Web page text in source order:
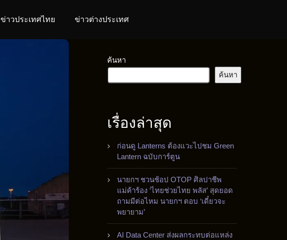
ข่าวประเทศไทย ข่าวต่างประเทศ
ค้นหา
ค้นหา
เรื่องล่าสุด
ก่อนดู Lanterns ต้องแวะไปชม Green
Lantern ฉบับการ์ตูน
นายกฯ ชวนช้อป OTOP ศิลปาชีพ
แม่ค้าร้อง ‘ไทยช่วยไทย พลัส’ สุดยอด
ถามมีต่อไหม นายกฯ ตอบ ‘เดี๋ยวจะ
พยายาม’
AI Data Center ส่งผลกระทบต่อแหล่ง